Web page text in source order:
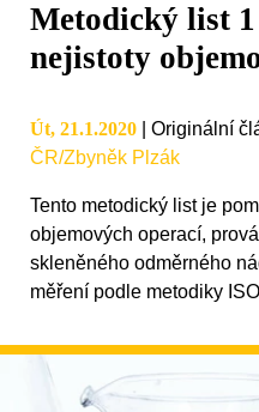
Metodický list
nejistoty
Út, 21.1.2020 Originální
ČR/Zbyněk Plzák
Tento metodický list je
objemových operací,
skleněného odměrného
měření podle metodiky